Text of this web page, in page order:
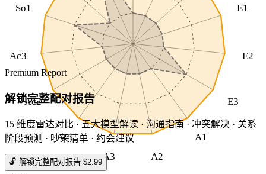
E1
E2
E3
A1
A2
A3
Ac1
Ac2
Ac3
So1
Premium Report
解锁完整配对报告
15 维度雷达对比 · 五大模型解读 · 沟通指南 · 冲突解决 · 关系
阶段预测 · 吵架清单 · 约会建议
🔓 解锁完整配对报告 $2.99